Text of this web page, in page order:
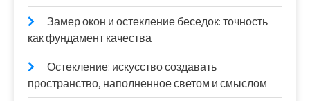
Замер окон и остекление беседок: точность
как фундамент качества
Остекление: искусство создавать
пространство, наполненное светом и смыслом